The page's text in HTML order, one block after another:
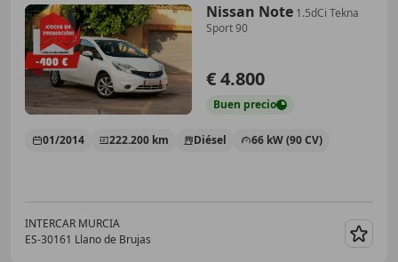
Nissan Note 1.5dCi Tekna
Sport 90
€ 4.800
Buen precio
01/2014 222.200 km Diésel 66 kW (90 CV)
INTERCAR MURCIA
ES-30161 Llano de Brujas